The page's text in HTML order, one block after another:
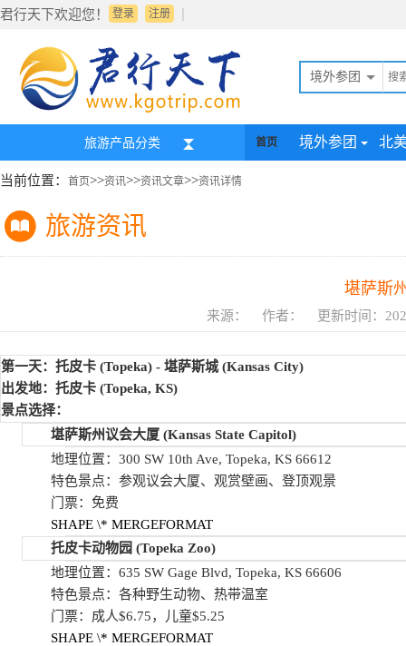
君行天下欢迎您！ 登录 |
注册
境外参团
旅游产品分类 首页 境外参团 北
当前位置： 首页>>资讯>>资讯文章>>资讯详情
旅游资讯
堪萨斯
来源： 作者： 更新时间：
第一天：托皮卡 (Topeka) -堪萨斯城(Kansas City)
出发地：托皮卡 (Topeka, KS)
景点选择：
堪萨斯州议会大厦(Kansas State Capitol)
地理位置：300 SW 10th Ave, Topeka, KS 66612
特色景点：参观议会大厦、观赏壁画、登顶观景
门票：免费
SHAPE \* MERGEFORMAT
托皮卡动物园 (Topeka Zoo)
地理位置：635 SW Gage Blvd, Topeka, KS 66606
特色景点：各种野生动物、热带温室
门票：成人$6.75，儿童$5.25
SHAPE \* MERGEFORMAT